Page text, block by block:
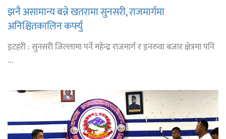
झनै असामान्य बन्ने खतरामा सुनसरी, राजमार्गमा
अनिश्चितकालिन कर्फ्यु
इटहरी : सुनसरी जिल्लामा पर्ने महेन्द्र राजमार्ग र इनरुवा बजार क्षेत्रमा पनि
...